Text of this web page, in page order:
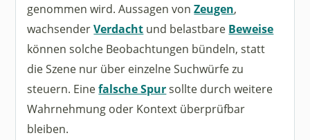
genommen wird. Aussagen vonZeugen,
wachsenderVerdacht und belastbare Beweise
können solche Beobachtungen bündeln, statt
die Szene nur über einzelne Suchwürfe zu
steuern. Einefalsche Spursollte durch weitere
Wahrnehmung oder Kontext überprüfbar
bleiben.